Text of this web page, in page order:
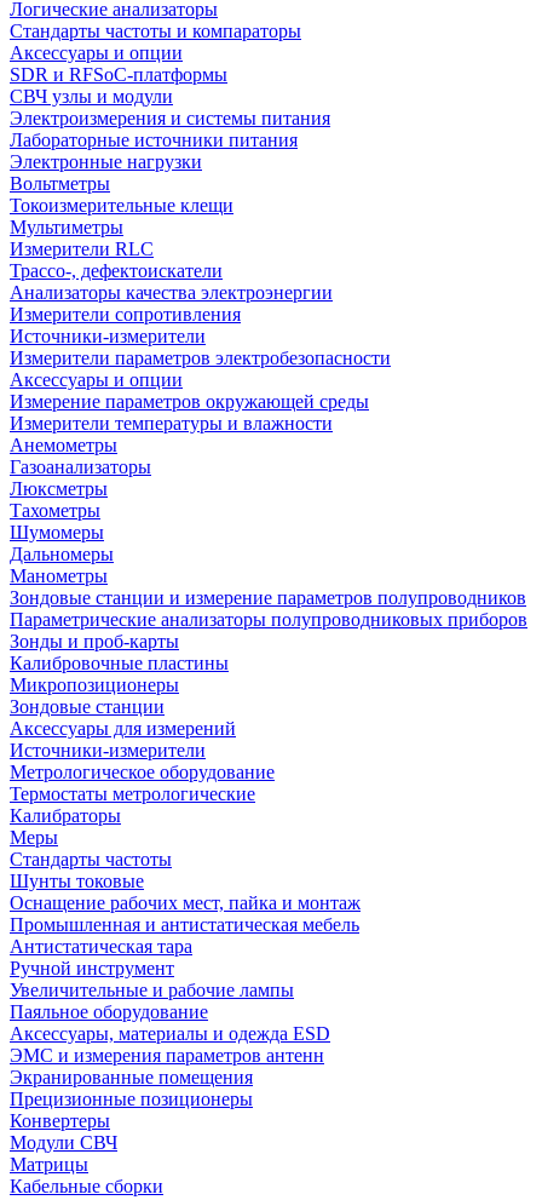
Логические анализаторы
Стандарты частоты и компараторы
Аксессуары и опции
SDR и RFSoC‑платформы
СВЧ узлы и модули
Электроизмерения и системы питания
Лабораторные источники питания
Электронные нагрузки
Вольтметры
Токоизмерительные клещи
Мультиметры
Измерители RLC
Трассо-, дефектоискатели
Анализаторы качества электроэнергии
Измерители сопротивления
Источники-измерители
Измерители параметров электробезопасности
Аксессуары и опции
Измерение параметров окружающей среды
Измерители температуры и влажности
Анемометры
Газоанализаторы
Люксметры
Тахометры
Шумомеры
Дальномеры
Манометры
Зондовые станции и измерение параметров полупроводников
Параметрические анализаторы полупроводниковых приборов
Зонды и проб-карты
Калибровочные пластины
Микропозиционеры
Зондовые станции
Аксессуары для измерений
Источники-измерители
Метрологическое оборудование
Термостаты метрологические
Калибраторы
Меры
Стандарты частоты
Шунты токовые
Оснащение рабочих мест, пайка и монтаж
Промышленная и антистатическая мебель
Антистатическая тара
Ручной инструмент
Увеличительные и рабочие лампы
Паяльное оборудование
Аксессуары, материалы и одежда ESD
ЭМС и измерения параметров антенн
Экранированные помещения
Прецизионные позиционеры
Конвертеры
Модули СВЧ
Матрицы
Кабельные сборки